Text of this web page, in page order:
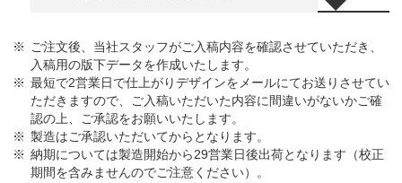
ご注文後、当社スタッフがご入稿内容を確認させていただき、
入稿用の版下データを作成いたします。
最短で2営業日で仕上がりデザインをメールにてお送りさせてい
ただきますので、ご入稿いただいた内容に間違いがないかご確
認の上、ご承認をお願いいたします。
製造はご承認いただいてからとなります。
納期については製造開始から29営業日後出荷となります（校正
期間を含みませんのでご注意ください）。